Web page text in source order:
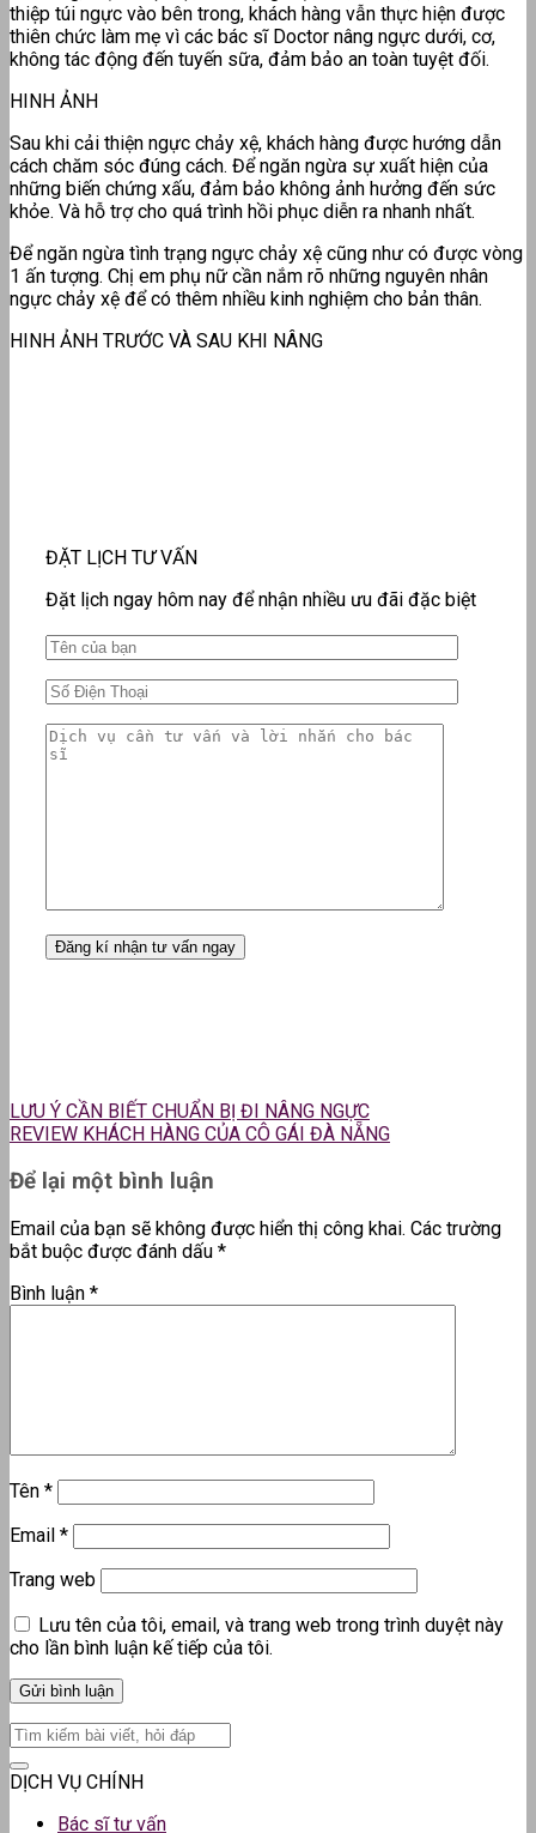
thiệp túi ngực vào bên trong, khách hàng vẫn thực hiện được
thiên chức làm mẹ vì các bác sĩ Doctor nâng ngực dưới, cơ,
không tác động đến tuyến sữa, đảm bảo an toàn tuyệt đối.
HINH ẢNH
Sau khi cải thiện ngực chảy xệ, khách hàng được hướng dẫn
cách chăm sóc đúng cách. Để ngăn ngừa sự xuất hiện của
những biến chứng xấu, đảm bảo không ảnh hưởng đến sức
khỏe. Và hỗ trợ cho quá trình hồi phục diễn ra nhanh nhất.
Để ngăn ngừa tình trạng ngực chảy xệ cũng như có được vòng
1 ấn tượng. Chị em phụ nữ cần nắm rõ những nguyên nhân
ngực chảy xệ để có thêm nhiều kinh nghiệm cho bản thân.
HINH ẢNH TRƯỚC VÀ SAU KHI NÂNG
ĐẶT LỊCH TƯ VẤN
Đặt lịch ngay hôm nay để nhận nhiều ưu đãi đặc biệt
LƯU Ý CẦN BIẾT CHUẨN BỊ ĐI NÂNG NGỰC
REVIEW KHÁCH HÀNG CỦA CÔ GÁI ĐÀ NẴNG
Để lại một bình luận
Email của bạn sẽ không được hiển thị công khai. Các trường
bắt buộc được đánh dấu *
Bình luận *
Tên *
Email *
Trang web
Lưu tên của tôi, email, và trang web trong trình duyệt này
cho lần bình luận kế tiếp của tôi.
DỊCH VỤ CHÍNH
Bác sĩ tư vấn